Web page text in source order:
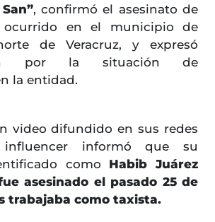
, confirmó el asesinato de
ocurrido en el municipio de
de Veracruz, y expresó
por la situación de
la entidad.
video difundido en sus redes
influencer informó que su
como Habib Juárez
asesinado el pasado 25 de
trabajaba como taxista.